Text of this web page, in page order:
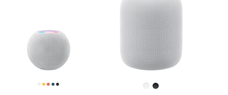
了
解
HomePod<